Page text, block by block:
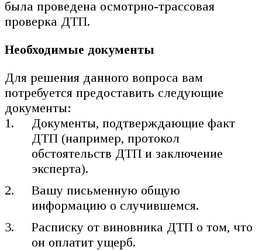
была проведена осмотрно-трассовая
проверка ДТП.
Необходимые документы
Для решения данного вопроса вам
потребуется предоставить следующие
документы:
Документы, подтверждающие факт
ДТП (например, протокол
обстоятельств ДТП и заключение
эксперта).
Вашу письменную общую
информацию о случившемся.
Расписку от виновника ДТП о том, что
он оплатит ущерб.